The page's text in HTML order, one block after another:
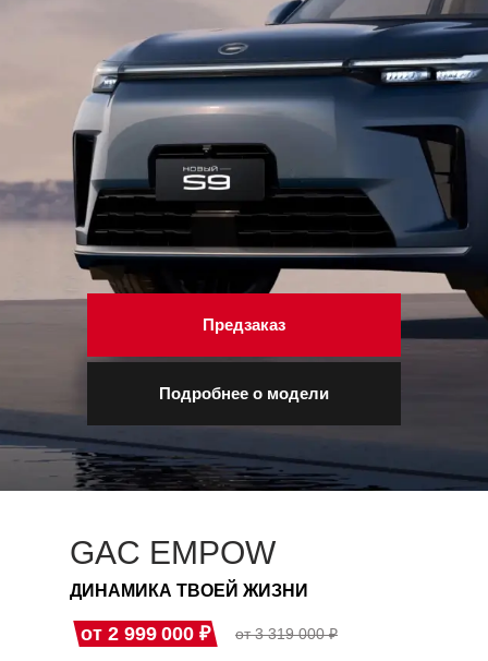
Подробнее о модели
Предзаказ
GAC EMPOW
ДИНАМИКА ТВОЕЙ ЖИЗНИ
от 3 319 000 ₽
от 2 999 000 ₽